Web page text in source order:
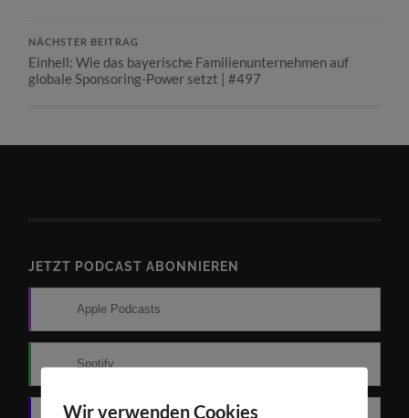
NÄCHSTER BEITRAG
Einhell: Wie das bayerische Familienunternehmen auf
globale Sponsoring-Power setzt | #497
JETZT PODCAST ABONNIEREN
Apple Podcasts
Spotify
Wir verwenden Cookies